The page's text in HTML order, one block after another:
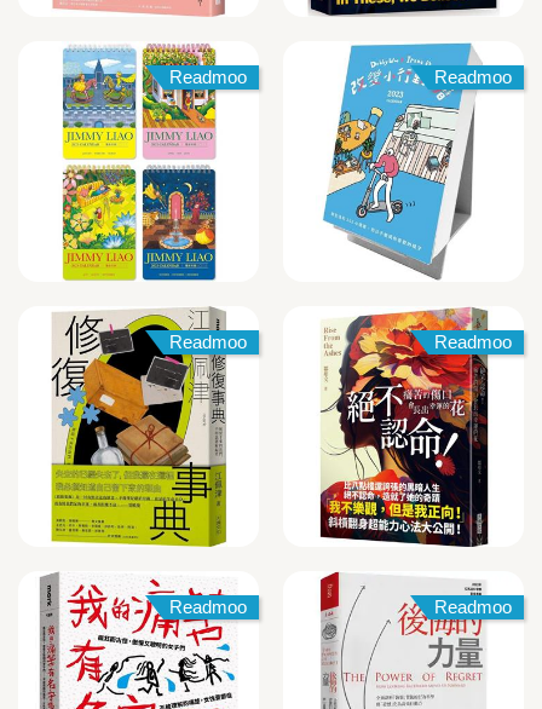
Readmoo Readmoo
Readmoo Readmoo
Readmoo Readmoo